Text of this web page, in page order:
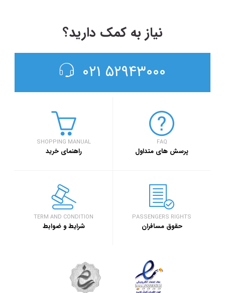
نیاز به کمک دارید؟
۵۲۹۴۳۰۰۰ ۰۲۱
SHOPPING MANUAL
راهنمای خرید
FAQ
پرسش های متداول
TERM AND CONDITION
شرایط و ضوابط
PASSENGERS RIGHTS
حقوق مسافران